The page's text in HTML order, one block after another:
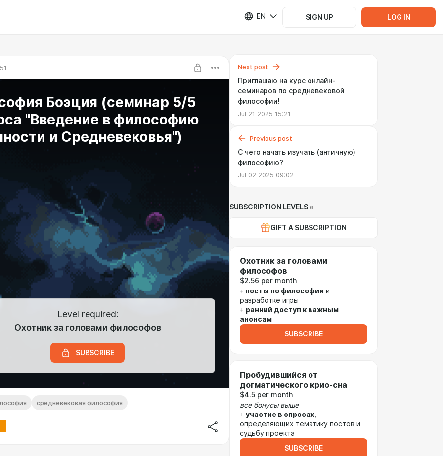
EN SIGN UP LOG IN
Боэция (семинар 5/5
"Введение в философию
и Средневековья")
Level required:
Охотник за головами философов
SUBSCRIBE
средневековая философия
Next post
Приглашаю на курс онлайн-
семинаров по средневековой
философии!
Jul 21 2025 15:21
Previous post
С чего начать изучать (античную)
философию?
Jul 02 2025 09:02
SUBSCRIPTION LEVELS 6
GIFT A SUBSCRIPTION
Охотник за головами
философов
$2.56 per month
+ посты по философии и
разработке игры
+ ранний доступ к важным
анонсам
SUBSCRIBE
Пробудившийся от
догматического крио-сна
$4.5 per month
все бонусы выше
+ участие в опросах
определяющих тематику постов и
судьбу проекта
SUBSCRIBE